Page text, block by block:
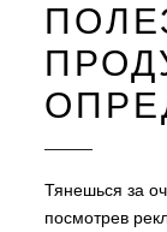
Тянешься за
посмотрев